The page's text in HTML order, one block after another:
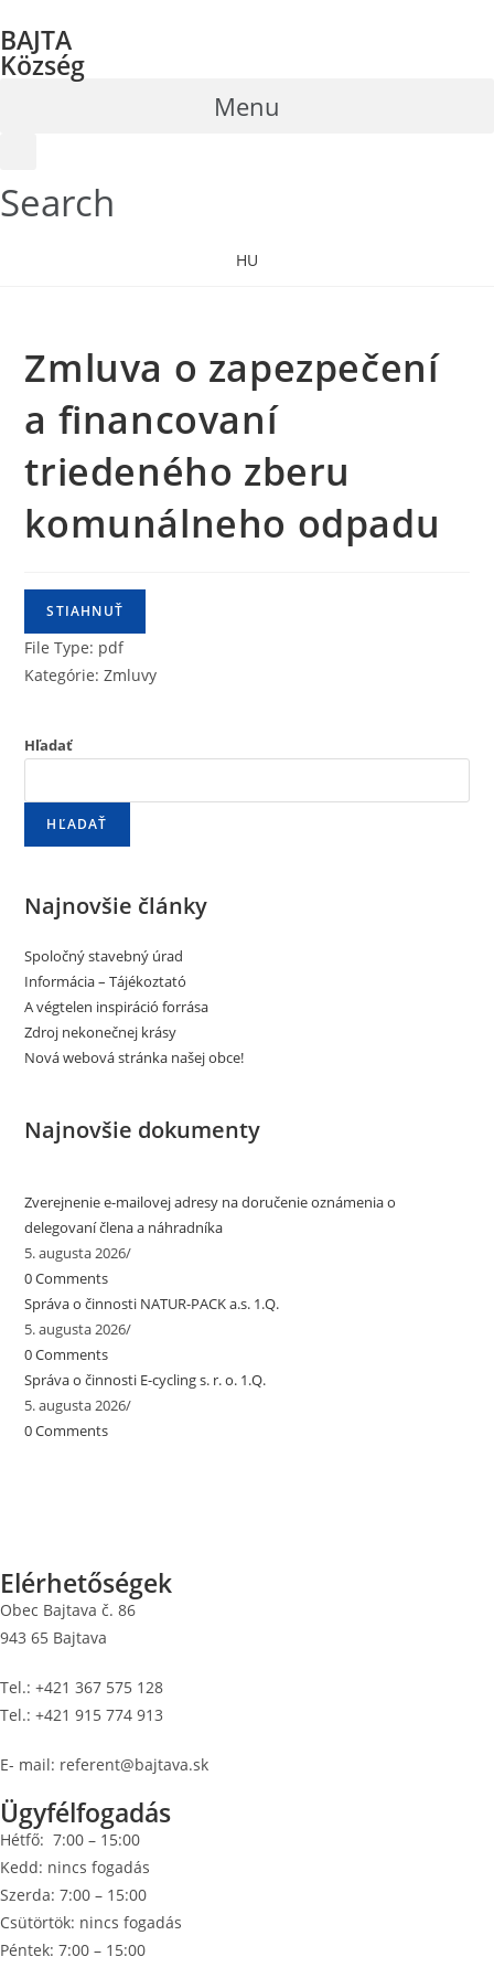
to
content
BAJTA
Község
Menu
Search
HU
Zmluva o zapezpečení
a financovaní
triedeného zberu
komunálneho odpadu
STIAHNUŤ
File Type: pdf
Kategórie: Zmluvy
Hľadať
HĽADAŤ
Najnovšie články
Spoločný stavebný úrad
Informácia – Tájékoztató
A végtelen inspiráció forrása
Zdroj nekonečnej krásy
Nová webová stránka našej obce!
Najnovšie dokumenty
Zverejnenie e-mailovej adresy na doručenie oznámenia o
delegovaní člena a náhradníka
5. augusta 2026/
0 Comments
Správa o činnosti NATUR-PACK a.s. 1.Q.
5. augusta 2026/
0 Comments
Správa o činnosti E-cycling s. r. o. 1.Q.
5. augusta 2026/
0 Comments
Elérhetőségek
Obec Bajtava č. 86
943 65 Bajtava
Tel.: +421 367 575 128
Tel.: +421 915 774 913
E- mail: referent@bajtava.sk
Ügyfélfogadás
Hétfő: 7:00 – 15:00
Kedd: nincs fogadás
Szerda: 7:00 – 15:00
Csütörtök: nincs fogadás
Péntek: 7:00 – 15:00